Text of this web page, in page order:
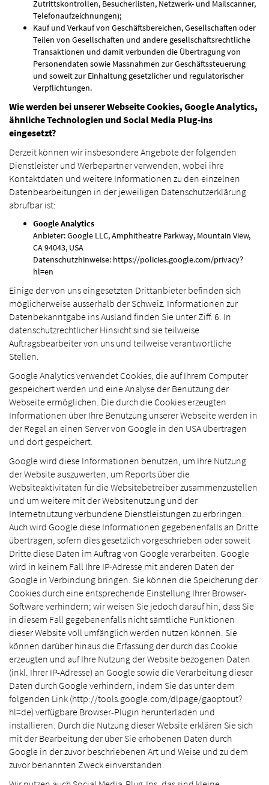
Zutrittskontrollen, Besucherlisten, Netzwerk- und Mailscanner,
Telefonaufzeichnungen);
Kauf und Verkauf von Geschäftsbereichen, Gesellschaften oder
Teilen von Gesellschaften und andere gesellschaftsrechtliche
Transaktionen und damit verbunden die Übertragung von
Personendaten sowie Massnahmen zur Geschäftssteuerung
und soweit zur Einhaltung gesetzlicher und regulatorischer
Verpflichtungen.
Wie werden bei unserer Webseite Cookies, Google Analytics,
ähnliche Technologien und Social Media Plug-ins
eingesetzt?
Derzeit können wir insbesondere Angebote der folgenden
Dienstleister und Werbepartner verwenden, wobei ihre
Kontaktdaten und weitere Informationen zu den einzelnen
Datenbearbeitungen in der jeweiligen Datenschutzerklärung
abrufbar ist:
Google Analytics
Anbieter: Google LLC, Amphitheatre Parkway, Mountain View,
CA 94043, USA
Datenschutzhinweise: https://policies.google.com/privacy?
hl=en
Einige der von uns eingesetzten Drittanbieter befinden sich
möglicherweise ausserhalb der Schweiz. Informationen zur
Datenbekanntgabe ins Ausland finden Sie unter Ziff. 6. In
datenschutzrechtlicher Hinsicht sind sie teilweise
Auftragsbearbeiter von uns und teilweise verantwortliche
Stellen.
Google Analytics verwendet Cookies, die auf Ihrem Computer
gespeichert werden und eine Analyse der Benutzung der
Webseite ermöglichen. Die durch die Cookies erzeugten
Informationen über Ihre Benutzung unserer Webseite werden in
der Regel an einen Server von Google in den USA übertragen
und dort gespeichert.
Google wird diese Informationen benutzen, um Ihre Nutzung
der Website auszuwerten, um Reports über die
Websiteaktivitäten für die Websitebetreiber zusammenzustellen
und um weitere mit der Websitenutzung und der
Internetnutzung verbundene Dienstleistungen zu erbringen.
Auch wird Google diese Informationen gegebenenfalls an Dritte
übertragen, sofern dies gesetzlich vorgeschrieben oder soweit
Dritte diese Daten im Auftrag von Google verarbeiten. Google
wird in keinem Fall Ihre IP-Adresse mit anderen Daten der
Google in Verbindung bringen. Sie können die Speicherung der
Cookies durch eine entsprechende Einstellung Ihrer Browser-
Software verhindern; wir weisen Sie jedoch darauf hin, dass Sie
in diesem Fall gegebenenfalls nicht sämtliche Funktionen
dieser Website voll umfänglich werden nutzen können. Sie
können darüber hinaus die Erfassung der durch das Cookie
erzeugten und auf Ihre Nutzung der Website bezogenen Daten
(inkl. Ihrer IP-Adresse) an Google sowie die Verarbeitung dieser
Daten durch Google verhindern, indem Sie das unter dem
folgenden Link (http://tools.google.com/dlpage/gaoptout?
hl=de) verfügbare Browser-Plugin herunterladen und
installieren. Durch die Nutzung dieser Website erklären Sie sich
mit der Bearbeitung der über Sie erhobenen Daten durch
Google in der zuvor beschriebenen Art und Weise und zu dem
zuvor benannten Zweck einverstanden.